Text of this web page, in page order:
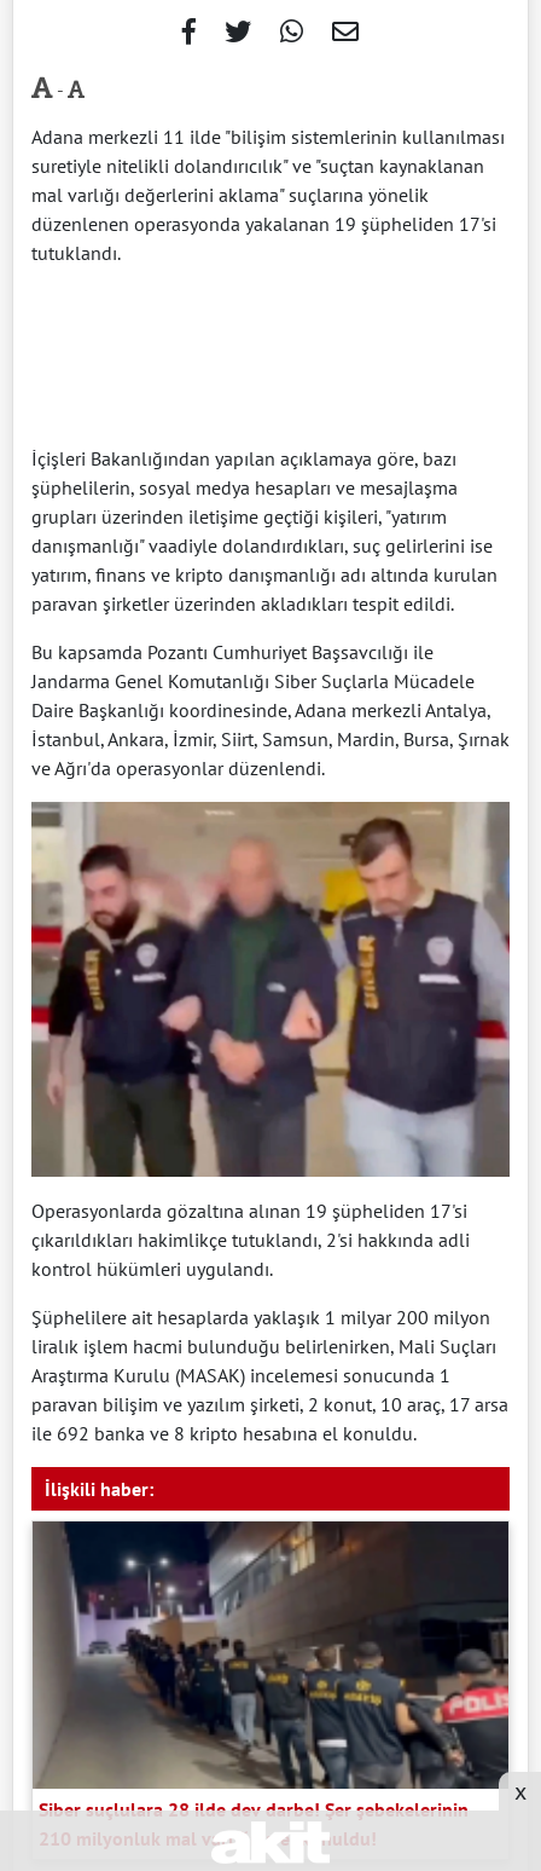
-
Adana merkezli 11 ilde "bilişim sistemlerinin kullanılması
suretiyle nitelikli dolandırıcılık" ve "suçtan kaynaklanan
mal varlığı değerlerini aklama" suçlarına yönelik
düzenlenen operasyonda yakalanan 19 şüpheliden 17'si
tutuklandı.
İçişleri Bakanlığından yapılan açıklamaya göre, bazı
şüphelilerin, sosyal medya hesapları ve mesajlaşma
grupları üzerinden iletişime geçtiği kişileri, "yatırım
danışmanlığı" vaadiyle dolandırdıkları, suç gelirlerini ise
yatırım, finans ve kripto danışmanlığı adı altında kurulan
paravan şirketler üzerinden akladıkları tespit edildi.
Bu kapsamda Pozantı Cumhuriyet Başsavcılığı ile
Jandarma Genel Komutanlığı Siber Suçlarla Mücadele
Daire Başkanlığı koordinesinde, Adana merkezli Antalya,
İstanbul, Ankara, İzmir, Siirt, Samsun, Mardin, Bursa, Şırnak
ve Ağrı'da operasyonlar düzenlendi.
Operasyonlarda gözaltına alınan 19 şüpheliden 17'si
çıkarıldıkları hakimlikçe tutuklandı, 2'si hakkında adli
kontrol hükümleri uygulandı.
Şüphelilere ait hesaplarda yaklaşık 1 milyar 200 milyon
liralık işlem hacmi bulunduğu belirlenirken, Mali Suçları
Araştırma Kurulu (MASAK) incelemesi sonucunda 1
paravan bilişim ve yazılım şirketi, 2 konut, 10 araç, 17 arsa
ile 692 banka ve 8 kripto hesabına el konuldu.
İlişkili haber:
Siber suçlulara 28 ilde dev darbe! Şer şebekelerinin
210 milyonluk mal varlığına el konuldu!
x